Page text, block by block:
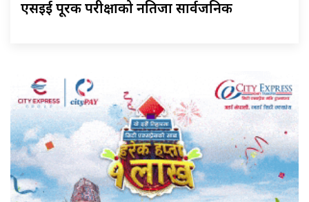
एसइई पूरक परीक्षाको नतिजा सार्वजनिक